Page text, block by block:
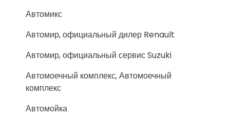
Автомикс
Автомир, официальный дилер Renault
Автомир, официальный сервис Suzuki
Автомоечный комплекс, Автомоечный
комплекс
Автомойка